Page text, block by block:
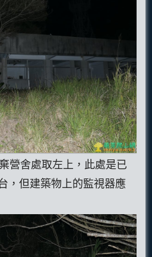
營舍處取左上，此處是已
，但建築物上的監視器應